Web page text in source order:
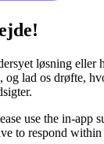
løsning eller
og lad os drøfte,
use the in-app
to respond within